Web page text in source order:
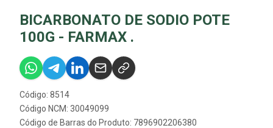
BICARBONATO DE SODIO POTE
100G - FARMAX .
Código: 8514
Código NCM: 30049099
Código de Barras do Produto: 7896902206380